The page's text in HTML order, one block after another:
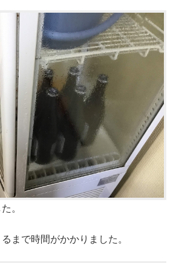
。
まで時間がかかりました。